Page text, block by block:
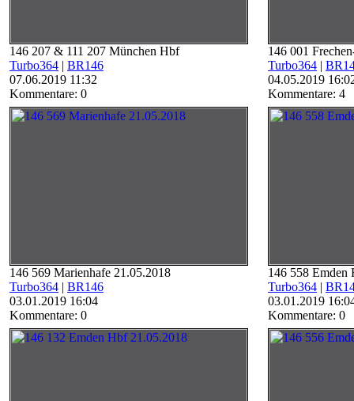
146 207 & 111 207 München Hbf
Turbo364 | BR146
07.06.2019 11:32
Kommentare: 0
146 001
Turbo364 |
04.05.2019
Kommentare: 4
146 569 Marienhafe 21.05.2018
Turbo364 | BR146
03.01.2019 16:04
Kommentare: 0
146 558 Emden
Turbo364 |
03.01.2019
Kommentare: 0